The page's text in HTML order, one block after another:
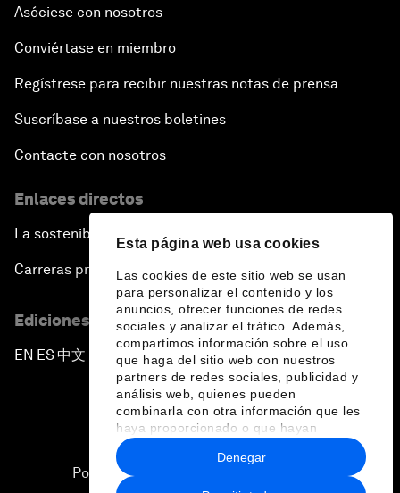
Esta página web usa cookies
Las cookies de este sitio web se usan
para personalizar el contenido y los
anuncios, ofrecer funciones de redes
sociales y analizar el tráfico. Además,
compartimos información sobre el uso
que haga del sitio web con nuestros
partners de redes sociales, publicidad y
análisis web, quienes pueden
combinarla con otra información que les
haya proporcionado o que hayan
recopilado a partir del uso que haya
hecho de sus servicios.
Denegar
Asóciese con nosotros
Conviértase en miembro
Regístrese para recibir nuestras notas de prensa
Suscríbase a nuestros boletines
Contacte con nosotros
Enlaces directos
La sostenibilidad en el Foro
Carreras profesionales
Ediciones en otros idiomas
EN ▪ES▪中文▪ 日本語
Política de privacidad y normas de uso